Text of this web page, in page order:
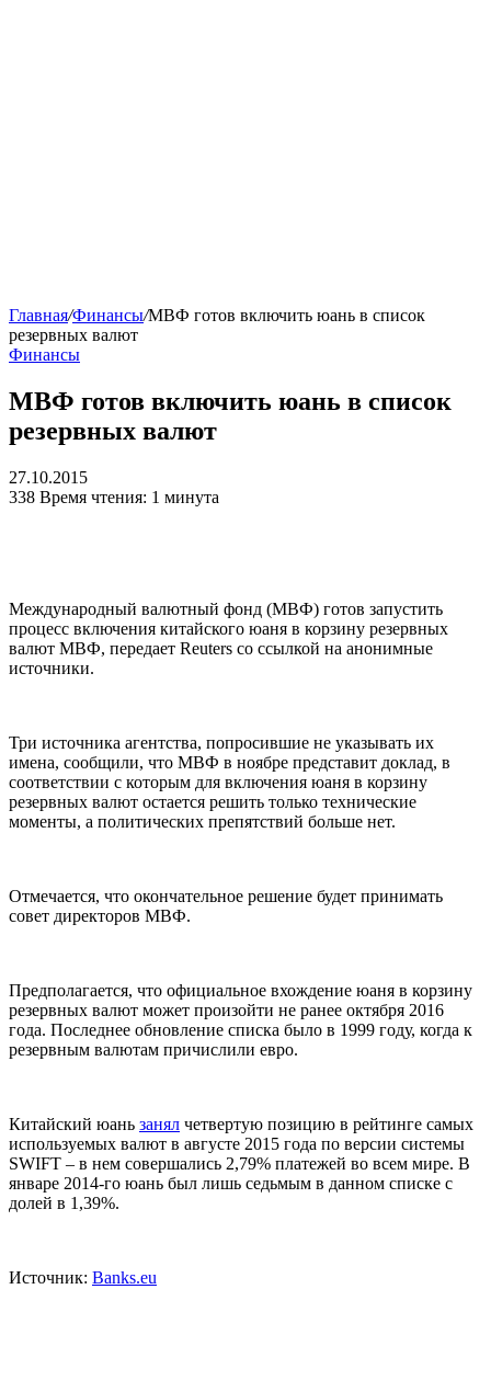
Главная/Финансы/МВФ готов включить юань в список
резервных валют
Финансы
МВФ готов включить юань в список
резервных валют
27.10.2015
338 Время чтения: 1 минута
Международный валютный фонд (МВФ) готов запустить
процесс включения китайского юаня в корзину резервных
валют МВФ, передает Reuters со ссылкой на анонимные
источники.
Три источника агентства, попросившие не указывать их
имена, сообщили, что МВФ в ноябре представит доклад, в
соответствии с которым для включения юаня в корзину
резервных валют остается решить только технические
моменты, а политических препятствий больше нет.
Отмечается, что окончательное решение будет принимать
совет директоров МВФ.
Предполагается, что официальное вхождение юаня в корзину
резервных валют может произойти не ранее октября 2016
года. Последнее обновление списка было в 1999 году, когда к
резервным валютам причислили евро.
Китайский юань занял четвертую позицию в рейтинге самых
используемых валют в августе 2015 года по версии системы
SWIFT – в нем совершались 2,79% платежей во всем мире. В
январе 2014-го юань был лишь седьмым в данном списке с
долей в 1,39%.
Источник: Banks.eu